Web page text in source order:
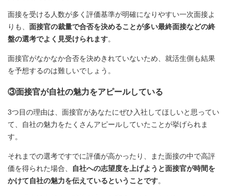
面接を受ける人数が多く評価基準が明確になりやすい一次面接よ
りも、 面接官の裁量で合否を決めることが多い最終面接などの終
盤の選考でよく見受けられます。
面接官がなかなか合否を決めきれていないため、就活生側も結果
を予想するのは難しいでしょう。
③面接官が自社の魅力をアピールしている
3つ目の理由は、面接官があなたにぜひ入社してほしいと思ってい
て、自社の魅力をたくさんアピールしていたことが挙げられま
す。
それまでの選考ですでに評価が高かったり、また面接の中で高評
価を得られた場合、
自社への志望度を上げようと面接官が時間を
かけて自社の魅力を伝えているということです。